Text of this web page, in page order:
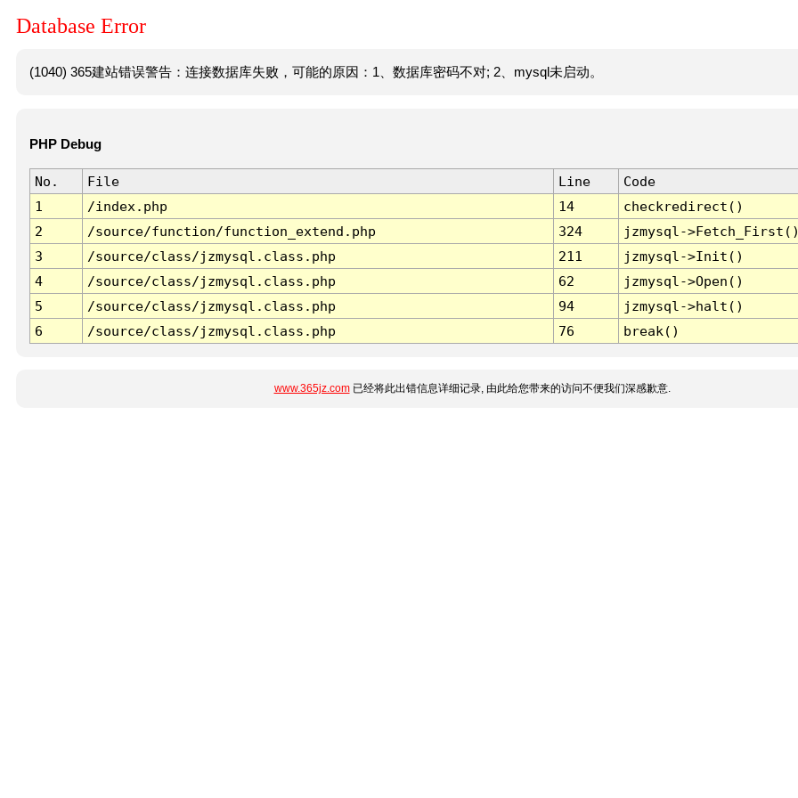
Database Error
(1040) 365建站错误警告：连接数据库失败，可能的原因：1、数据库密码不对; 2、mysql未启动。
PHP Debug
No. File Line
Code
1
/index.php 14
checkredirect()
2
/source/function/function_extend.php 324
jzmysql-
3
/source/class/jzmysql.class.php 211
jzmysql->Init()
4
/source/class/jzmysql.class.php 62
jzmysql->Open()
5
/source/class/jzmysql.class.php 94
jzmysql->halt()
6
/source/class/jzmysql.class.php 76 break()
www.365jz.com已经将此出错信息详细记录, 由此给您带来的访问不便我们深感歉意.